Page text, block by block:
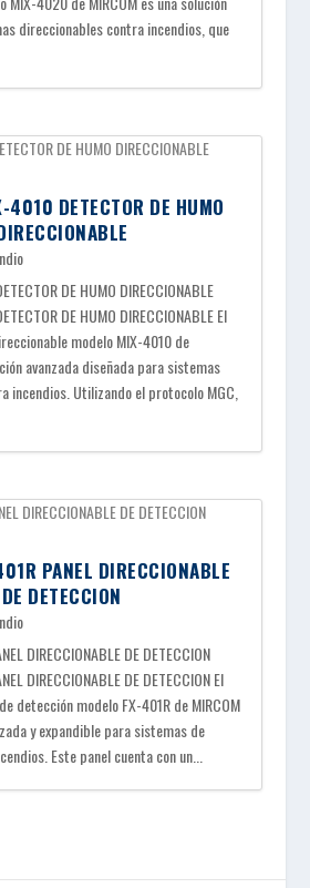
direccionables contra incendios, que
4010 DETECTOR DE HUMO
DE HUMO DIRECCIONABLE
DE HUMO DIRECCIONABLE El
modelo MIX-4010 de
avanzada diseñada para sistemas
incendios. Utilizando el protocolo MGC,
PANEL DIRECCIONABLE
DE DETECCION
DIRECCIONABLE DE DETECCION
DIRECCIONABLE DE DETECCION El
detección modelo FX-401R de MIRCOM
y expandible para sistemas de
Este panel cuenta con un...